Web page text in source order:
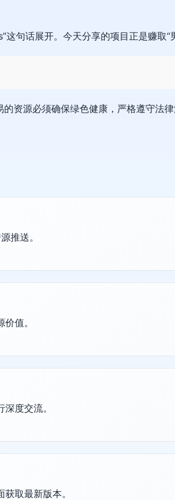
句话展开。今天分享的项目正是赚取“
资源必须确保绿色健康，严格遵守法
推送。
值。
度交流。
取最新版本。